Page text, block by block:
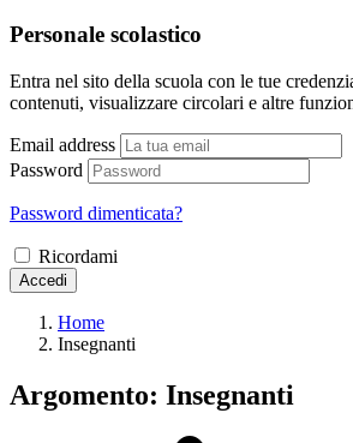
Personale scolastico
Entra nel sito della scuola con le tue
contenuti, visualizzare circolari e altre
Email address
Password
Password dimenticata?
Ricordami
Accedi
Home
Insegnanti
Argomento: Insegnanti